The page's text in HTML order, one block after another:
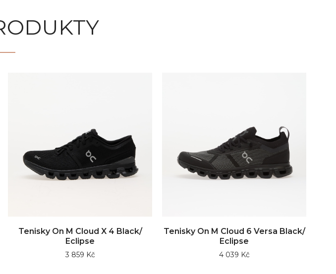
Tenisky On M Cloud X 4 Black/
Eclipse
3 859 Kč
Tenisky On M Cloud 6 Versa Black/
Eclipse
4 039 Kč